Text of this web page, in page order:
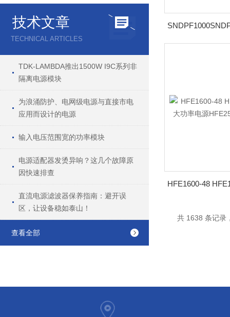
技术文章
TECHNICAL ARTICLES
TDK-LAMBDA推出1500W I9C系列非
隔离电源模块
为浪涌防护、电网级电源与直接市电
应用而设计的电源
输入电压范围宽的功率模块
电源适配器发烫异响？这几个故障原
因快速排查
直流电源滤波器保养指南：避开误
区，让设备稳如泰山！
查看全部
共 1638 条记